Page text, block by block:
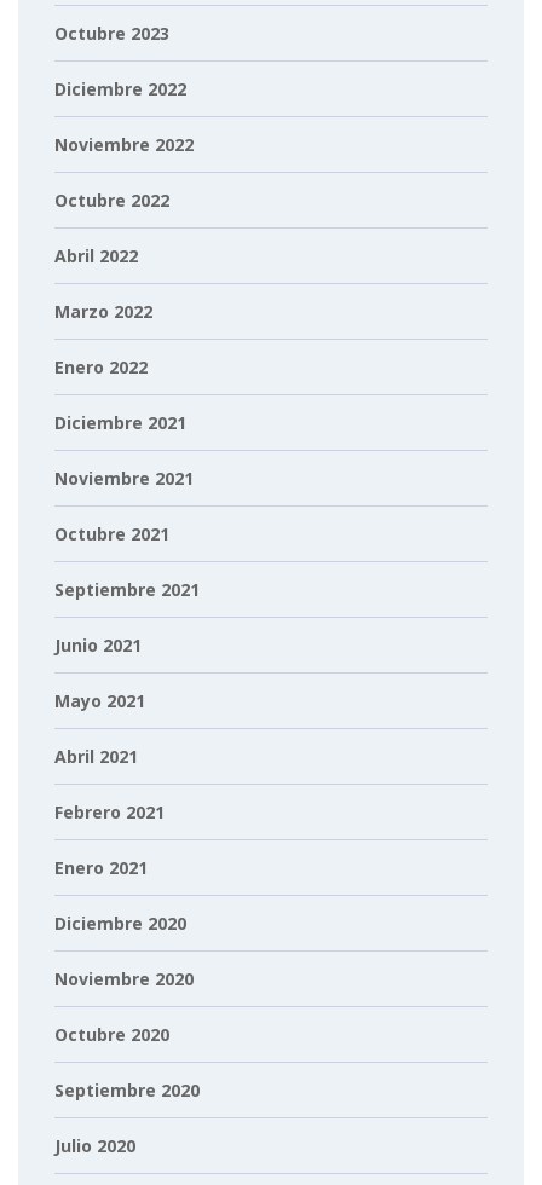
Octubre 2023
Diciembre 2022
Noviembre 2022
Octubre 2022
Abril 2022
Marzo 2022
Enero 2022
Diciembre 2021
Noviembre 2021
Octubre 2021
Septiembre 2021
Junio 2021
Mayo 2021
Abril 2021
Febrero 2021
Enero 2021
Diciembre 2020
Noviembre 2020
Octubre 2020
Septiembre 2020
Julio 2020